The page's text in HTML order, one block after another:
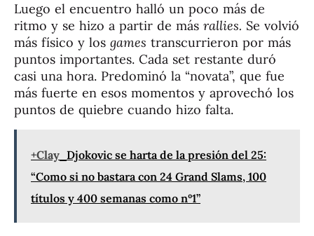
Luego el encuentro halló un poco más de
ritmo y se hizo a partir de más rallies. Se volvió
más físico y los games transcurrieron por más
puntos importantes. Cada set restante duró
casi una hora. Predominó la “novata”, que fue
más fuerte en esos momentos y aprovechó los
puntos de quiebre cuando hizo falta.
+Clay Djokovic se harta de la presión del 25:
“Como si no bastara con 24 Grand Slams, 100
títulos y 400 semanas como nº1”